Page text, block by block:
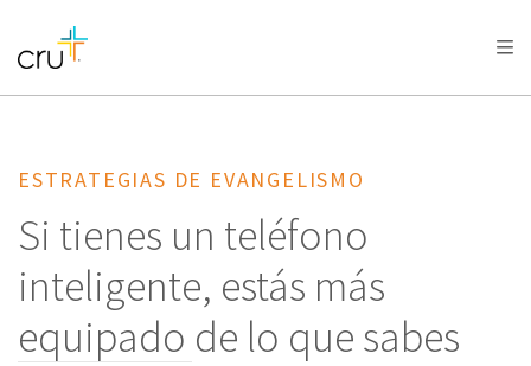
AFRICA
AMERICA / CARIBBEAN
OCEANIA
ESTRATEGIAS DE EVANGELISMO
Si tienes un teléfono
inteligente, estás más
equipado de lo que sabes